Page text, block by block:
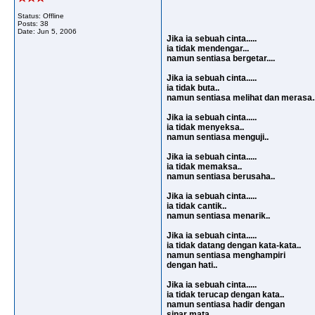
Status: Offline
Posts: 38
Date: Jun 5, 2006
Jika ia sebuah cinta.....
ia tidak mendengar...
namun sentiasa bergetar....
Jika ia sebuah cinta.....
ia tidak buta..
namun sentiasa melihat dan
Jika ia sebuah cinta.....
ia tidak menyeksa..
namun sentiasa menguji..
Jika ia sebuah cinta.....
ia tidak memaksa..
namun sentiasa berusaha..
Jika ia sebuah cinta.....
ia tidak cantik..
namun sentiasa menarik..
Jika ia sebuah cinta.....
ia tidak datang dengan kata-kata..
namun sentiasa menghampiri
dengan hati..
Jika ia sebuah cinta.....
ia tidak terucap dengan kata..
namun sentiasa hadir dengan